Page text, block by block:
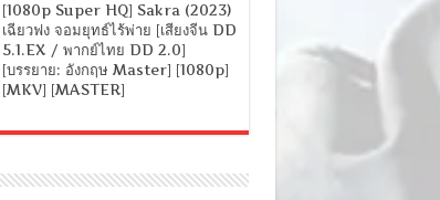
[1080p Super HQ] Sakra (2023)
เฉียวฟง จอมยุทธ์ไร้พ่าย [เสียงจีน DD
5.1.EX / พากย์ไทย DD 2.0]
[บรรยาย: อังกฤษ Master] [1080p]
[MKV] [MASTER]